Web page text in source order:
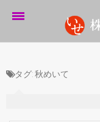
伊勢出版だより
タグ:秋めいて